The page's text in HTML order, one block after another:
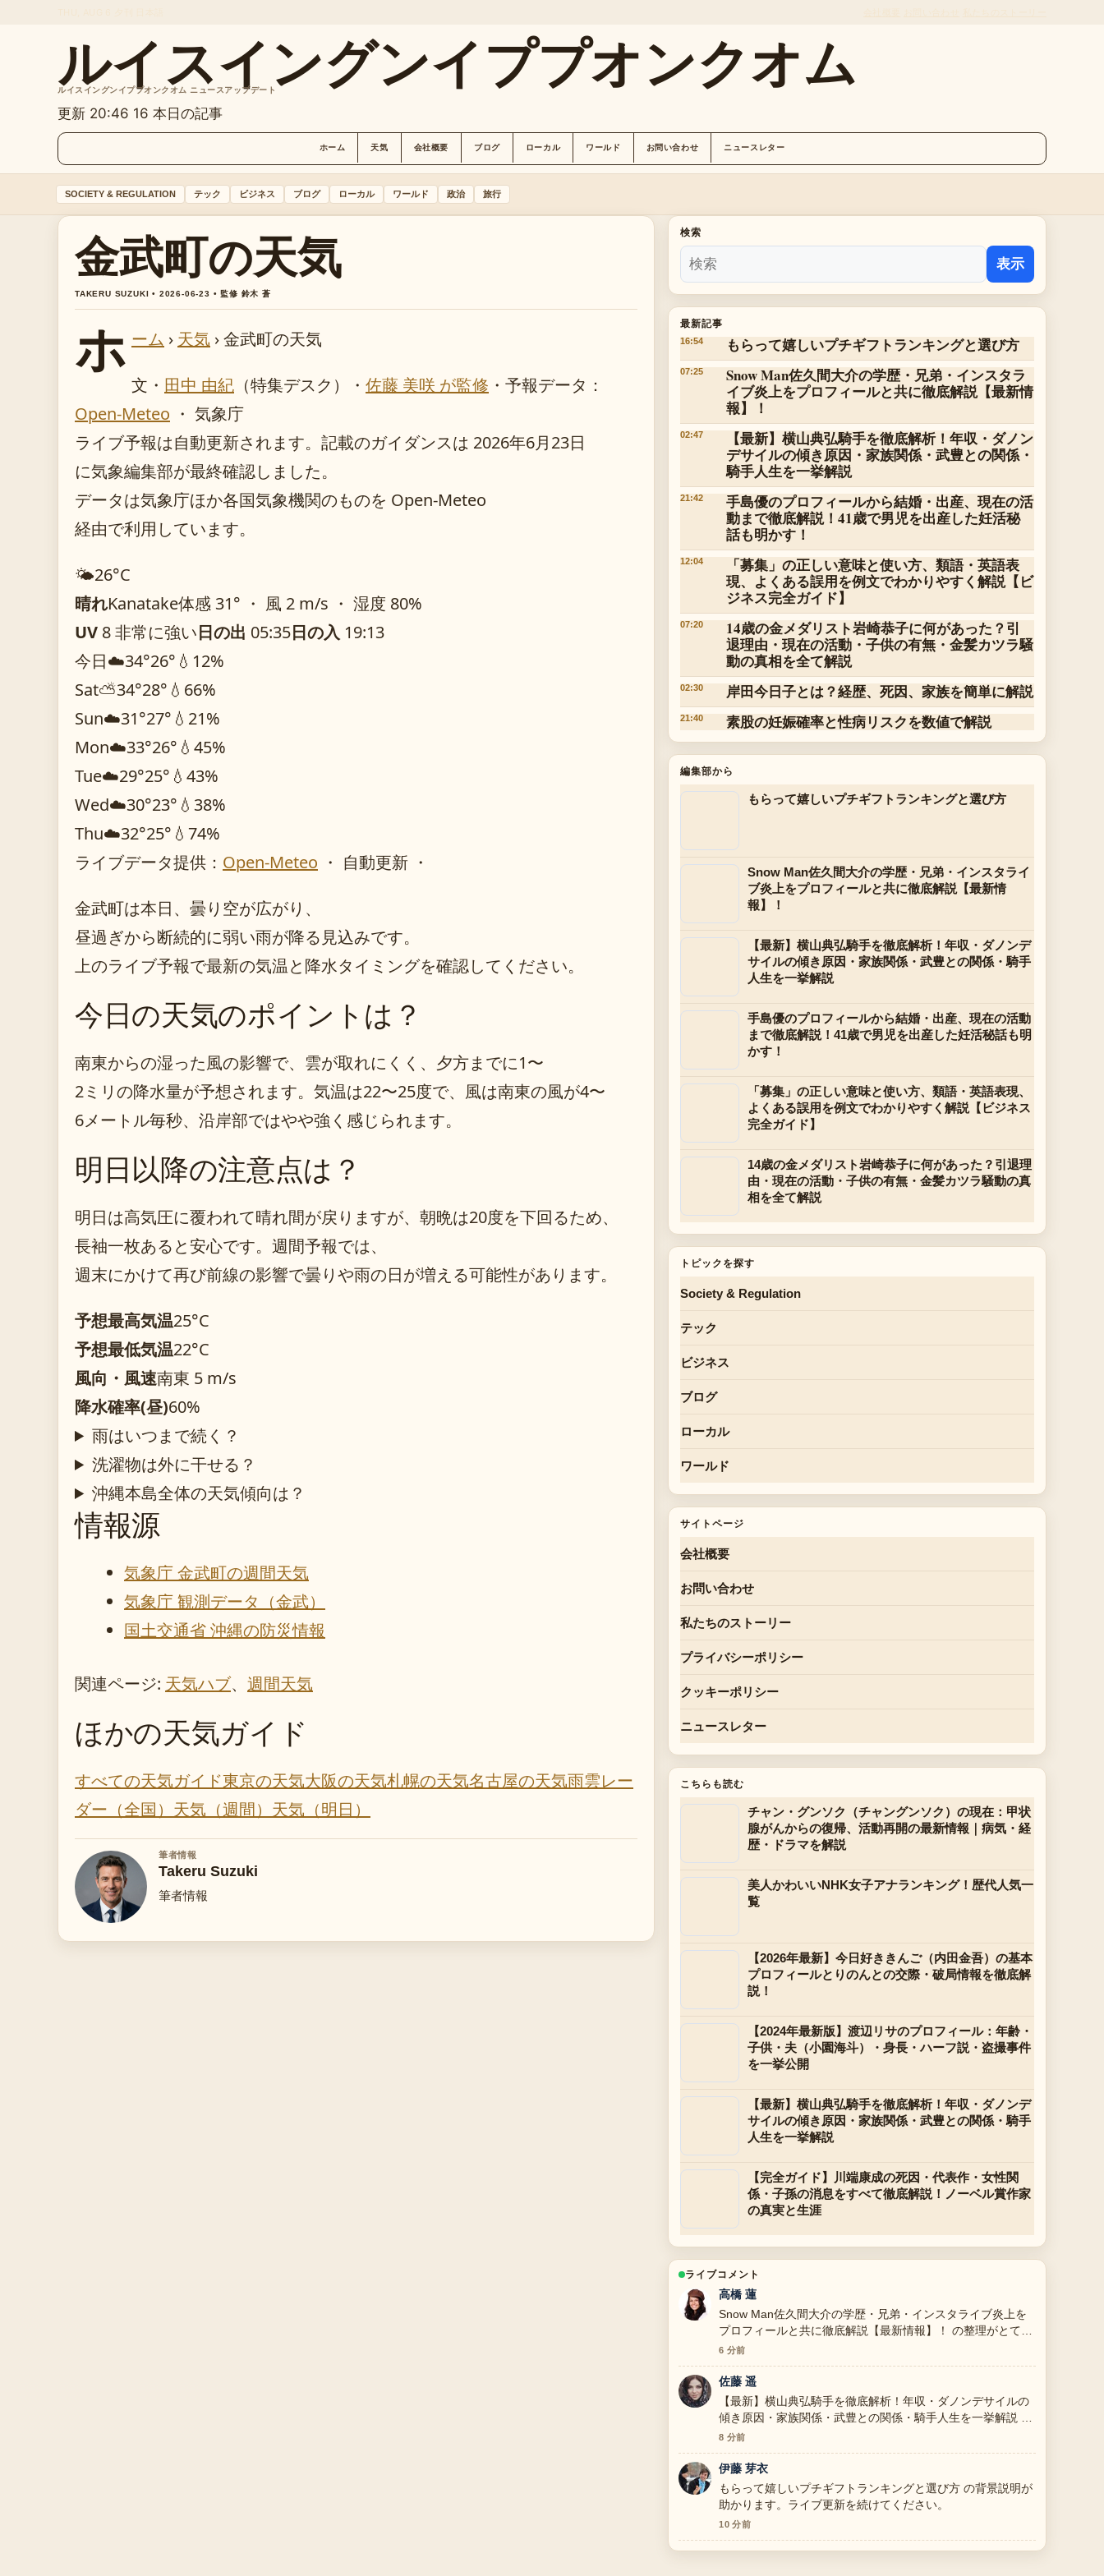
ルイスイングンイププオンクオム
ルイスイングンイププオンクオム ニュースアップデート
更新 20:46 16 本日の記事
ホーム 天気 会社概要 ブログ ローカル ワールド お問い合わせ ニュースレター
SOCIETY & REGULATION テック ビジネス ブログ ローカル ワールド 政治 旅行
金武町の天気
TAKERU SUZUKI • 2026-06-23 • 監修 鈴木 蒼
ホ ーム › 天気 ›金武町の天気
文・ 田中 由紀 （特集デスク） ・ 佐藤 美咲 が監修 ・ 予報データ：
Open-Meteo ・ 気象庁
ライブ予報は自動更新されます。記載のガイダンスは 2026年6月23日
に気象編集部が最終確認しました。
データは気象庁ほか各国気象機関のものを Open-Meteo
経由で利用しています。
🌤️26°C
晴れKanatake体感 31° ・ 風 2 m/s ・ 湿度 80%
UV 8 非常に強い日の出 05:35日の入 19:13
今日☁️34°26° 💧12%
Sat⛅34°28° 💧66%
Sun☁️31°27° 💧21%
Mon☁️33°26° 💧45%
Tue☁️29°25° 💧43%
Wed☁️30°23° 💧38%
Thu☁️32°25° 💧74%
ライブデータ提供： Open-Meteo ・ 自動更新 ・
金武町は本日、曇り空が広がり、
昼過ぎから断続的に弱い雨が降る見込みです。
上のライブ予報で最新の気温と降水タイミングを確認してください。
今日の天気のポイントは？
南東からの湿った風の影響で、雲が取れにくく、夕方までに1〜
2ミリの降水量が予想されます。気温は22〜25度で、風は南東の風が4〜
6メートル毎秒、沿岸部ではやや強く感じられます。
明日以降の注意点は？
明日は高気圧に覆われて晴れ間が戻りますが、朝晩は20度を下回るため、
長袖一枚あると安心です。週間予報では、
週末にかけて再び前線の影響で曇りや雨の日が増える可能性があります。
予想最高気温25°C
予想最低気温22°C
風向・風速南東 5 m/s
降水確率(昼)60%
雨はいつまで続く？
洗濯物は外に干せる？
沖縄本島全体の天気傾向は？
情報源
気象庁 金武町の週間天気
気象庁 観測データ（金武）
国土交通省 沖縄の防災情報
関連ページ: 天気ハブ、 週間天気
ほかの天気ガイド
すべての天気ガイド東京の天気大阪の天気札幌の天気名古屋の天気雨雲レー
ダー（全国） 天気（週間） 天気（明日）
筆者情報
Takeru Suzuki
筆者情報
検索
表示
最新記事
16:54 もらって嬉しいプチギフトランキングと選び方
07:25
Snow Man佐久間大介の学歴・兄弟・インスタラ
イブ炎上をプロフィールと共に徹底解説【最新情
報】！
02:47
【最新】横山典弘騎手を徹底解析！年収・ダノン
デサイルの傾き原因・家族関係・武豊との関係・
騎手人生を一挙解説
21:42
手島優のプロフィールから結婚・出産、現在の活
動まで徹底解説！41歳で男児を出産した妊活秘
話も明かす！
12:04
「募集」の正しい意味と使い方、類語・英語表
現、よくある誤用を例文でわかりやすく解説【ビ
ジネス完全ガイド】
07:20
14歳の金メダリスト岩崎恭子に何があった？引
退理由・現在の活動・子供の有無・金髪カツラ騒
動の真相を全て解説
02:30 岸田今日子とは？経歴、死因、家族を簡単に解説
21:40 素股の妊娠確率と性病リスクを数値で解説
編集部から
もらって嬉しいプチギフトランキングと選び方
Snow Man佐久間大介の学歴・兄弟・インスタライ
ブ炎上をプロフィールと共に徹底解説【最新情
報】！
【最新】横山典弘騎手を徹底解析！年収・ダノンデ
サイルの傾き原因・家族関係・武豊との関係・騎手
人生を一挙解説
手島優のプロフィールから結婚・出産、現在の活動
まで徹底解説！41歳で男児を出産した妊活秘話も明
かす！
「募集」の正しい意味と使い方、類語・英語表現、
よくある誤用を例文でわかりやすく解説【ビジネス
完全ガイド】
14歳の金メダリスト岩崎恭子に何があった？引退理
由・現在の活動・子供の有無・金髪カツラ騒動の真
相を全て解説
トピックを探す
Society & Regulation
テック
ビジネス
ブログ
ローカル
ワールド
サイトページ
会社概要
お問い合わせ
私たちのストーリー
プライバシーポリシー
クッキーポリシー
ニュースレター
こちらも読む
チャン・グンソク（チャングンソク）の現在：甲状
腺がんからの復帰、活動再開の最新情報｜病気・経
歴・ドラマを解説
美人かわいいNHK女子アナランキング！歴代人気一
覧
【2026年最新】今日好ききんご（内田金吾）の基本
プロフィールとりのんとの交際・破局情報を徹底解
説！
【2024年最新版】渡辺リサのプロフィール：年齢・
子供・夫（小園海斗）・身長・ハーフ説・盗撮事件
を一挙公開
【最新】横山典弘騎手を徹底解析！年収・ダノンデ
サイルの傾き原因・家族関係・武豊との関係・騎手
人生を一挙解説
【完全ガイド】川端康成の死因・代表作・女性関
係・子孫の消息をすべて徹底解説！ノーベル賞作家
の真実と生涯
ライブコメント
高橋 蓮
Snow Man佐久間大介の学歴・兄弟・インスタライブ炎上を
プロフィールと共に徹底解説【最新情報】！ の整理がとても
分かりやすいです。今日の中でも特に読みやすいです。
6 分前
佐藤 遥
【最新】横山典弘騎手を徹底解析！年収・ダノンデサイルの
傾き原因・家族関係・武豊との関係・騎手人生を一挙解説 を
追っていますが、この解説は落ち着いていて信頼できます。
8 分前
伊藤 芽衣
もらって嬉しいプチギフトランキングと選び方 の背景説明が
助かります。ライブ更新を続けてください。
10 分前